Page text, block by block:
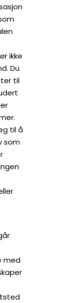
ikke
Du
til
til å
som
med